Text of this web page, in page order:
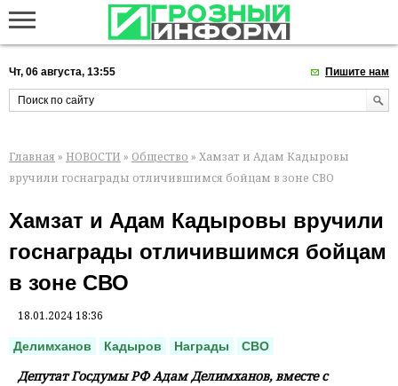
Чт, 06 августа, 13:55 Пишите нам
Главная » НОВОСТИ » Общество » Хамзат и Адам Кадыровы
вручили госнаграды отличившимся бойцам в зоне СВО
Хамзат и Адам Кадыровы вручили
госнаграды отличившимся бойцам
в зоне СВО
18.01.2024 18:36
Делимханов Кадыров Награды СВО
Депутат Госдумы РФ Адам Делимханов, вместе с